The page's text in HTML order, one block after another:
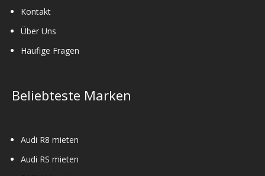
Kontakt
Über Uns
Häufige Fragen
Beliebteste Marken
Audi R8 mieten
Audi RS mieten